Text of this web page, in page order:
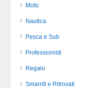
Moto
Nautica
Pesca e Sub
Professionisti
Regalo
Smarriti e Ritrovati